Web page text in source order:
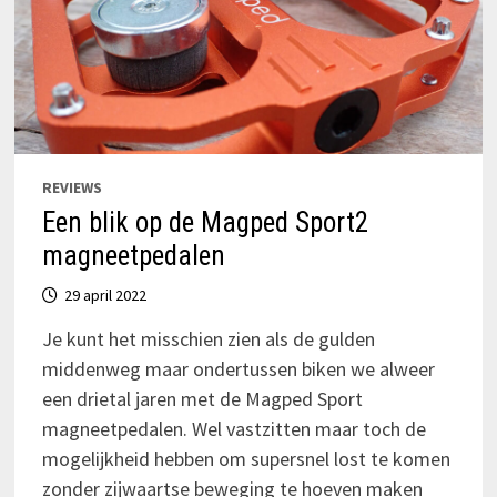
REVIEWS
Een blik op de Magped Sport2
magneetpedalen
29 april 2022
Je kunt het misschien zien als de gulden
middenweg maar ondertussen biken we alweer
een drietal jaren met de Magped Sport
magneetpedalen. Wel vastzitten maar toch de
mogelijkheid hebben om supersnel lost te komen
zonder zijwaartse beweging te hoeven maken